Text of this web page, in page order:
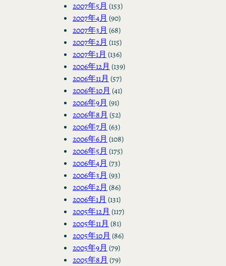
2007年5月 (153)
2007年4月 (90)
2007年3月 (68)
2007年2月 (115)
2007年1月 (136)
2006年12月 (139)
2006年11月 (57)
2006年10月 (41)
2006年9月 (91)
2006年8月 (52)
2006年7月 (63)
2006年6月 (108)
2006年5月 (175)
2006年4月 (73)
2006年3月 (93)
2006年2月 (86)
2006年1月 (131)
2005年12月 (117)
2005年11月 (81)
2005年10月 (86)
2005年9月 (79)
2005年8月 (79)